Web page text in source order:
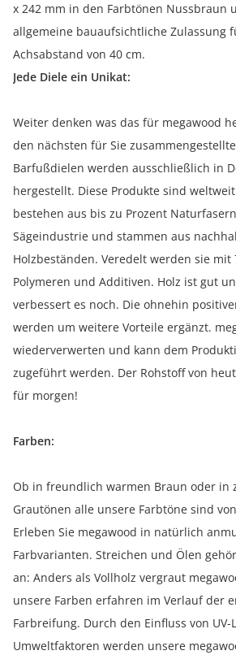
x 242 mm in den Farbtönen Nussbraun
allgemeine bauaufsichtliche Zulassung
Achsabstand von 40 cm.
Jede Diele ein Unikat:
Weiter denken was das für megawood
den nächsten für Sie
Barfußdielen werden ausschließlich in
hergestellt. Diese Produkte sind
bestehen aus bis zu Prozent
Sägeindustrie und stammen aus
Holzbeständen. Veredelt werden sie mit
Polymeren und Additiven. Holz ist gut
verbessert es noch. Die ohnehin
werden um weitere Vorteile ergänzt.
wiederverwerten und kann dem
zugeführt werden. Der Rohstoff von
für morgen!
Farben:
Ob in freundlich warmen Braun oder in
Grautönen alle unsere Farbtöne sind
Erleben Sie megawood in natürlich
Farbvarianten. Streichen und Ölen
an: Anders als Vollholz vergraut
unsere Farben erfahren im Verlauf der
Farbreifung. Durch den Einfluss von UV-
Umweltfaktoren werden unsere